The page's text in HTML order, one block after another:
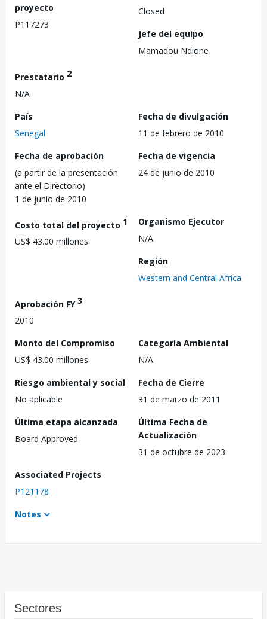
proyecto
P117273
Closed
Jefe del equipo
Mamadou Ndione
Prestatario 2
N/A
País
Senegal
Fecha de divulgación
11 de febrero de 2010
Fecha de aprobación
(a partir de la presentación
ante el Directorio)
1 de junio de 2010
Fecha de vigencia
24 de junio de 2010
Costo total del proyecto 1
US$ 43.00 millones
Organismo Ejecutor
N/A
Región
Western and Central Africa
Aprobación FY3
2010
Monto del Compromiso
US$ 43.00 millones
Categoría Ambiental
N/A
Riesgo ambiental y social
No aplicable
Fecha de Cierre
31 de marzo de 2011
Última etapa alcanzada
Board Approved
Última Fecha de
Actualización
31 de octubre de 2023
Associated Projects
P121178
Notes
Sectores